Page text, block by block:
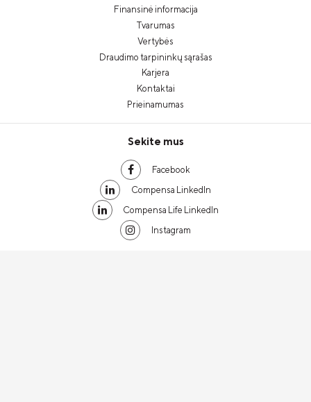
Finansinė informacija
Tvarumas
Vertybės
Draudimo tarpininkų sąrašas
Karjera
Kontaktai
Prieinamumas
Sekite mus
Facebook
Compensa LinkedIn
Compensa Life LinkedIn
Instagram